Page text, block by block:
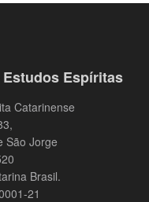
Espíritas
Catarinense
São Jorge
Brasil.
21